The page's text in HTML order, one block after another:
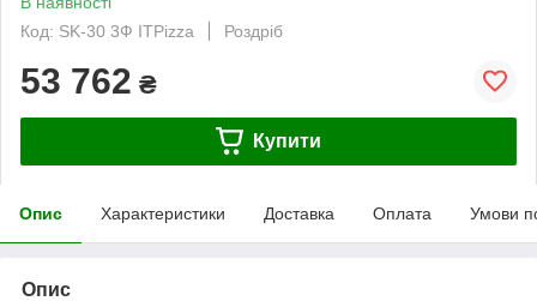
Код: SK-30 3Ф ITPizza
Роздріб
53 762 ₴
Купити
Опис Характеристики Доставка Оплата Умови
Опис